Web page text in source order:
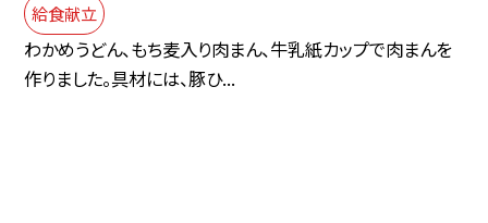
給食献立
わかめうどん、もち麦入り肉まん、牛乳紙カップで肉まんを
作りました。具材には、豚ひ...